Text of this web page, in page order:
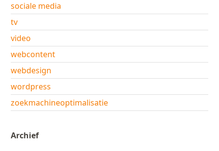
sociale media
tv
video
webcontent
webdesign
wordpress
zoekmachineoptimalisatie
Archief